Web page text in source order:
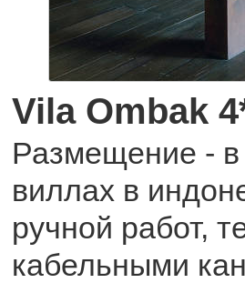
Vila Ombak
Размещение -
виллах в
ручной работ,
кабельными